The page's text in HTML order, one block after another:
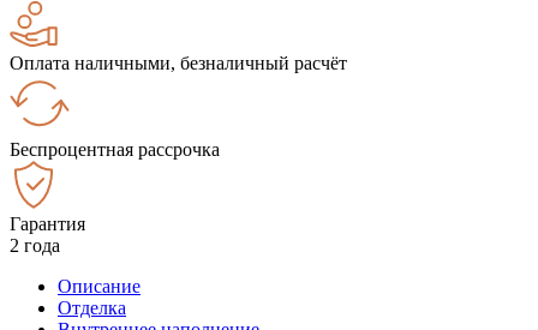
Оплата наличными, безналичный расчёт
Беспроцентная рассрочка
Гарантия
2 года
Описание
Отделка